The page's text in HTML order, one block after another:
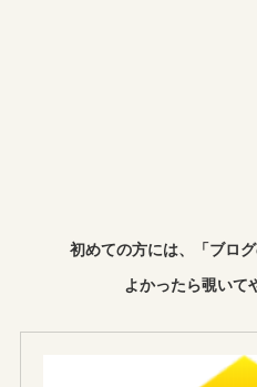
初めての方には、「ブロ
よかったら覗い